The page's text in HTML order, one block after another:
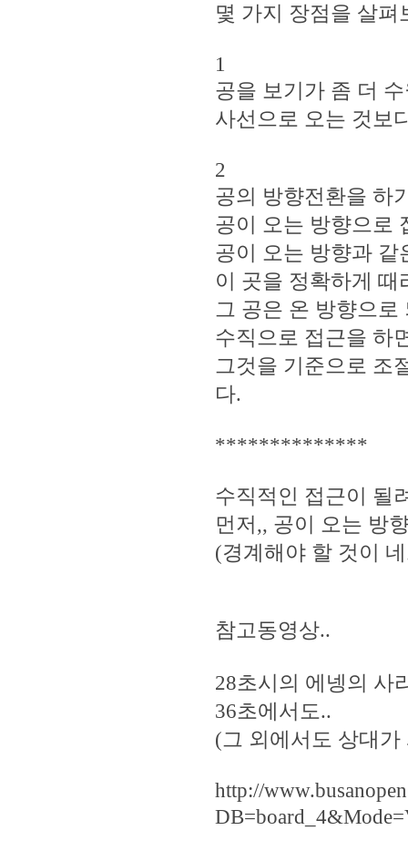
몇 가지 장점을 살펴
1
공을 보기가 좀 더
사선으로 오는 것보
2
공의 방향전환을 하
공이 오는 방향으로
공이 오는 방향과 같
이 곳을 정확하게 때
그 공은 온 방향으로
수직으로 접근을 하
그것을 기준으로 조
다.
**************
수직적인 접근이 될
먼저,, 공이 오는 방
(경계해야 할 것이
참고동영상..
28초시의 에넹의 사
36초에서도..
(그 외에서도 상대
http://